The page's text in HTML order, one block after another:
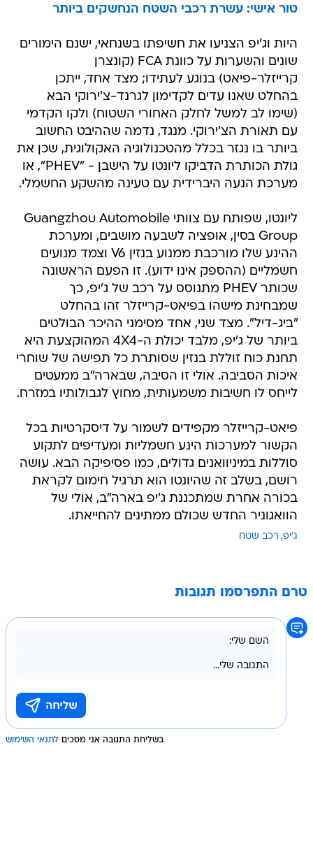
טור אישי: עשרת רכבי השטח הנחשקים ביותר
היות וג'יפ הצניעו את חשיפתו בשנחאי, ישנם הימורים
שונים והשערות על כוונת FCA (קונצרן
קרייזלר-פיאט) בנוגע לעתידו; מצד אחד, ייתכן
בהחלט שאנו עדים לקדימון לגרנד-צ'ירוקי הבא
(שימו לב למשל לחלק האחורי השטוח) ולקו הקדמי
עם תאורת הצ'ירוקי. מנגד, נדמה שההיבט החשוב
ביותר בו נגזר בכלל מהטכנולוגיה האקולוגית, שכן את
גולת הכותרת הדביקו ליונטו על הישבן - "PHEV", או
מערכת הנעה היברידית עם טעינה מהשקע החשמלי.
ליונטו, שפותח עם צוותי Guangzhou Automobile
Group בסין, אופציה לשבעה מושבים, ומערכת
ההינע שלו מורכבת ממנוע בנזין V6 וצמד מנועים
חשמליים (ההספק אינו ידוע). זו הפעם הראשונה
שכותר PHEV מתנוסס על רכב של ג'יפ, כך
שמבחינת מישהו בפיאט-קרייזלר זהו בהחלט
"ביג-דיל". מצד שני, אחד מסימני ההיכר הבולטים
ביותר של ג'יפ, מלבד יכולת ה-4X4 המהוקצעת היא
תחנת כוח זוללת בנזין שסותרת כל תפישה של שוחרי
איכות הסביבה. אולי זו הסיבה, שבארה"ב ממעטים
לייחס לו חשיבות משמעותית, מחוץ לגבולותיו במזרח.
פיאט-קרייזלר מקפידים לשמור על דיסקרטיות בכל
הקשור למערכות הינע חשמליות ומעדיפים לתקוע
סוללות במיניוואנים גדולים, כמו פסיפיקה הבא. עושה
רושם, בשלב זה שהיונטו הוא תרגיל חימום לקראת
בכורה אחרת שמתכננת ג'יפ בארה"ב, אולי של
הוואגוניר החדש שכולם ממתינים להחייאתו.
ג'יפ רכב שטח
טרם התפרסמו תגובות
בשליחת התגובה אני מסכים לתנאי השימוש